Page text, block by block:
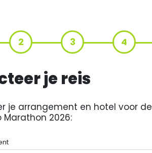
2 3 4
je reis
je arrangement en hotel voor de
Marathon 2026: